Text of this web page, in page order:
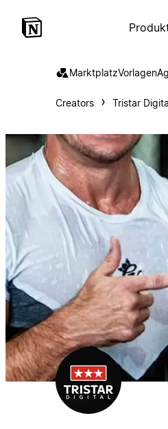
MarktplatzVorlagen
Creators Tristar